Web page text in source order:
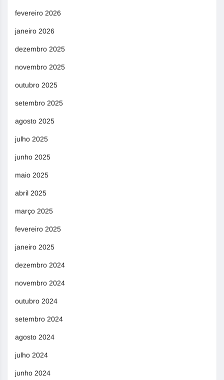
fevereiro 2026
janeiro 2026
dezembro 2025
novembro 2025
outubro 2025
setembro 2025
agosto 2025
julho 2025
junho 2025
maio 2025
abril 2025
março 2025
fevereiro 2025
janeiro 2025
dezembro 2024
novembro 2024
outubro 2024
setembro 2024
agosto 2024
julho 2024
junho 2024